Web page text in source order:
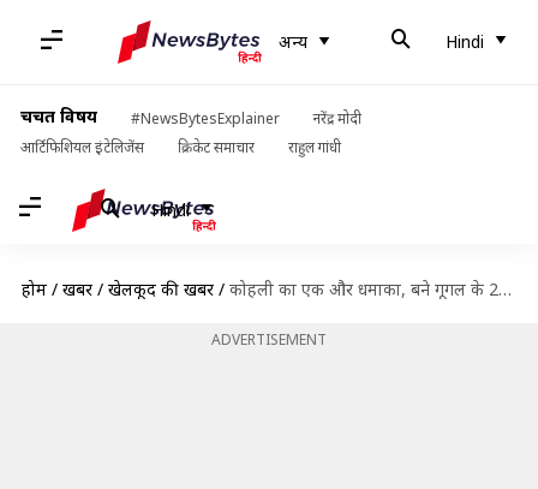
अन्य Hindi
चर्चित विषय #NewsBytesExplainer
नरेंद्र मोदी
आर्टिफिशियल इंटेलिजेंस
क्रिकेट समाचार राहुल गांधी
Hindi
होम / खबरें / खेलकूद की खबरें / कोहली का एक और धमाका, बने गूगल के 2019 के टॉप ट्रेंडिंग खिलाड़ी
ADVERTISEMENT